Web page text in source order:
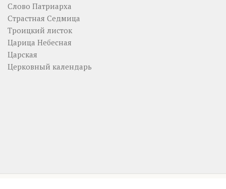
Слово Патриарха
Страстная Седмица
Троицкий листок
Царица Небесная
Царская
Церковный календарь